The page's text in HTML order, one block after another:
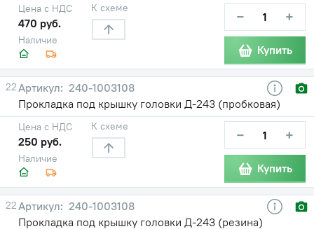
Наличие
Цена с НДС
470 руб.
К схеме − +
Купить
22
240-1003108
Прокладка под крышку головки Д-243 (пробковая)
Наличие
Цена с НДС
250 руб.
К схеме − +
Купить
22
240-1003108
Прокладка под крышку головки Д-243 (резина)